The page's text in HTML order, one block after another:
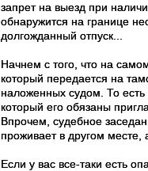
запрет на выезд при
обнаружится на границе
долгожданный отпуск...
Начнем с того, что на
который передается на
наложенных судом. То есть
который его обязаны
Впрочем, судебное
проживает в другом месте,
Если у вас все-таки есть